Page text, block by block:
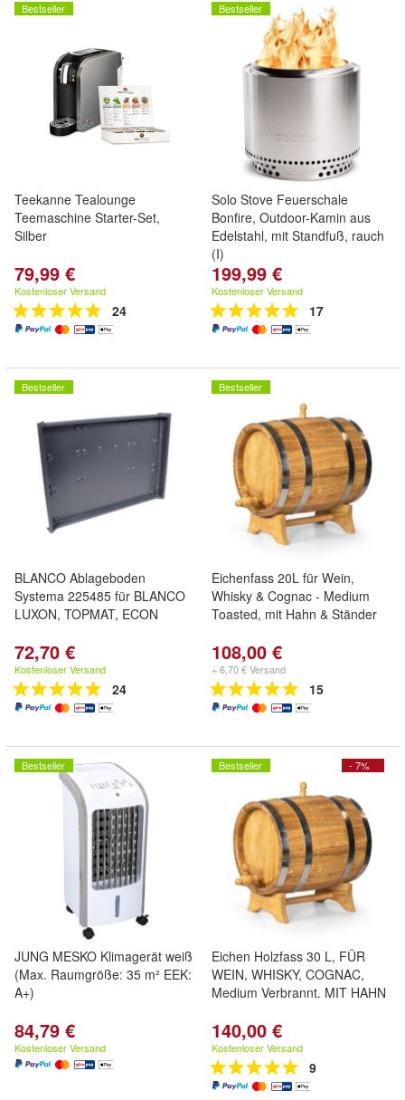
Bestseller
Teekanne Tealounge
Teemaschine Starter-Set,
Silber
79,99 €
Kostenloser Versand
24
Bestseller
Solo Stove Feuerschale
Bonfire, Outdoor-Kamin aus
Edelstahl, mit Standfuß, rauch
(I)
199,99 €
Kostenloser Versand
17
Bestseller
BLANCO Ablageboden
Systema 225485 für BLANCO
LUXON, TOPMAT, ECON
72,70 €
Kostenloser Versand
24
Bestseller
Eichenfass 20L für Wein,
Whisky & Cognac - Medium
Toasted, mit Hahn & Ständer
108,00 €
+ 6,70 € Versand
15
Bestseller
JUNG MESKO Klimagerät weiß
(Max. Raumgröße: 35 m² EEK:
A+)
84,79 €
Kostenloser Versand
- 7%
Bestseller
Eichen Holzfass 30 L, FÜR
WEIN, WHISKY, COGNAC,
Medium Verbrannt. MIT HAHN
140,00 €
Kostenloser Versand
9